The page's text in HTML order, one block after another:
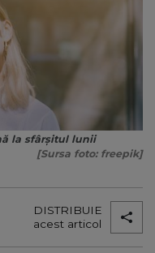
la sfârșitul lunii
[Sursa foto: freepik]
DISTRIBUIE
acest articol